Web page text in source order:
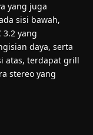
yang juga
sisi bawah,
3.2 yang
daya, serta
atas, terdapat grill
stereo yang